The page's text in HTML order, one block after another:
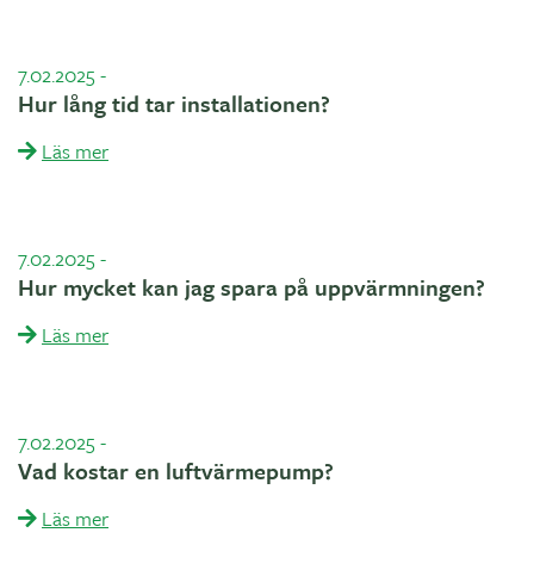
7.02.2025-
Hur lång tid tar installationen?
Läs mer
7.02.2025-
Hur mycket kan jag spara på uppvärmningen?
Läs mer
7.02.2025-
Vad kostar en luftvärmepump?
Läs mer